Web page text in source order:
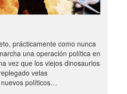
prácticamente como nunca
una operación política en
vez que los viejos dinosaurios
velas
políticos…